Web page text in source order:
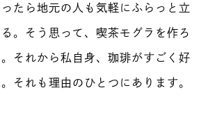
たら地元の人も気軽にふらっと立
。そう思って、喫茶モグラを作ろ
それから私自身、珈琲がすごく好
それも理由のひとつにあります。